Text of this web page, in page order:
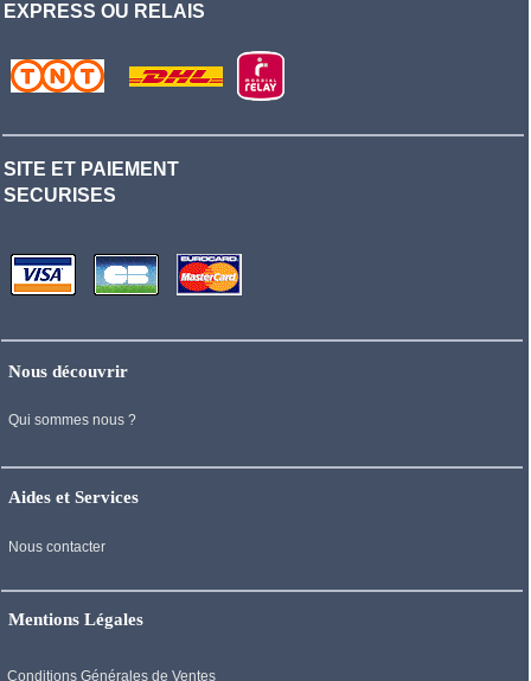
EXPRESS OU RELAIS
SITE ET PAIEMENT
SECURISES
Nous découvrir
Qui sommes nous ?
Aides et Services
Nous contacter
Mentions Légales
Conditions Générales de Ventes